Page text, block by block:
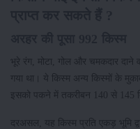
भूरे रंग, मोटा, गोल और चमकदार दाने
गया था। ये किस्म अन्य किस्मों के
इसको पकने में तकरीबन 140 से 145
दरअसल, यह किस्म प्रति एकड़ भूमि